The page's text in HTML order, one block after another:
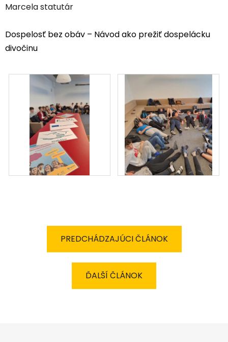
Marcela statutár
Dospelosť bez obáv – Návod ako prežiť dospelácku
divočinu
PREDCHÁDZAJÚCI ČLÁNOK
ĎALŠÍ ČLÁNOK